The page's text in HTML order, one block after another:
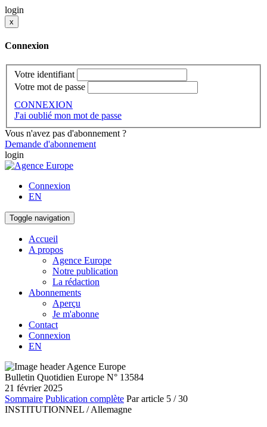
login
x
Connexion
Votre identifiant
Votre mot de passe
CONNEXION
J'ai oublié mon mot de passe
Vous n'avez pas d'abonnement ?
Demande d'abonnement
login
Connexion
EN
Toggle navigation
Accueil
A propos
Agence Europe
Notre publication
La rédaction
Abonnements
Aperçu
Je m'abonne
Contact
Connexion
EN
Bulletin Quotidien Europe N° 13584
21 février 2025
Sommaire Publication complète Par article 5 / 30
INSTITUTIONNEL / Allemagne